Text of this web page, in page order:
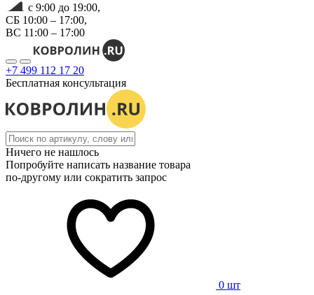
с 9:00 до 19:00,
СБ 10:00 – 17:00,
ВС 11:00 – 17:00
+7 499 112 17 20
Бесплатная консультация
Ничего не нашлось
Попробуйте написать название товара
по-другому или сократить запрос
0 шт